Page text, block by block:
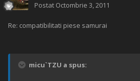
Postat Octombrie 3, 2011
Re: compatibilitati piese samurai
micu`TZU a spus: